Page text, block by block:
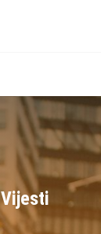
Vijesti